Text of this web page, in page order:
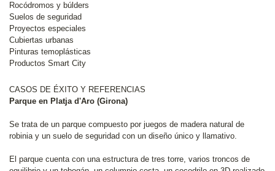
Rocódromos y búlders
Suelos de seguridad
Proyectos especiales
Cubiertas urbanas
Pinturas temoplásticas
Productos Smart City
CASOS DE ÉXITO Y REFERENCIAS
Parque en Platja d'Aro (Girona)
Se trata de un parque compuesto por juegos de madera natural de
robinia y un suelo de seguridad con un diseño único y llamativo.
El parque cuenta con una estructura de tres torre, varios troncos de